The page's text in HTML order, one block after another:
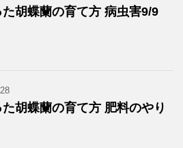
た胡蝶蘭の育て方 病虫害9/9
た胡蝶蘭の育て方 肥料のやり